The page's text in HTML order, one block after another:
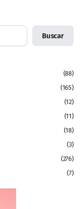
Buscar
(88)
(165)
(12)
(11)
(18)
(3)
(276)
(7)